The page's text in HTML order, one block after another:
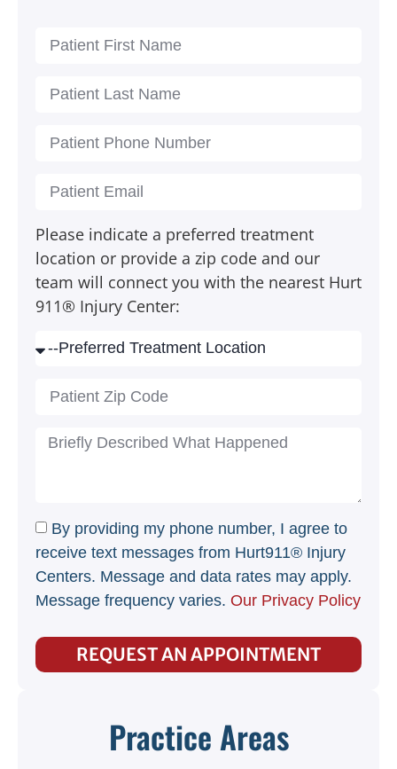
Please indicate a preferred treatment
location or provide a zip code and our
team will connect you with the nearest Hurt
911® Injury Center:
By providing my phone number, I agree to
receive text messages from Hurt911® Injury
Centers. Message and data rates may apply.
Message frequency varies. Our Privacy Policy
REQUEST AN APPOINTMENT
Practice Areas